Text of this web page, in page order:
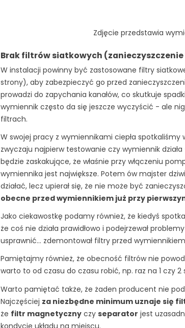
Zdjęcie przedstawia
Brak filtrów siatkowych
W instalacji powinny być zastosowane filtry
strony), aby zabezpieczyć go przed
prowadzi do zapychania kanałów, co skutkuje
wymiennik często da się jeszcze wyczyścić - ale
filtrach.
W swojej pracy z wymiennikami ciepła
zwyczaju najpierw testowanie czy wymiennik
będzie zaskakujące, że właśnie przy włączeniu
wymiennika jest największe. Potem ów majster
działać, lecz upierał się, że nie może być
obecne przed wymiennikiem już przy
Jako ciekawostkę podamy również, że kiedyś
że coś nie działa prawidłowo i podejrzewał
usprawnić... zdemontował filtry przed
Pamiętajmy również, że obecność filtrów nie
warto to od czasu do czasu robić, np. raz na 1 czy 2
Warto pamiętać także, że żaden producent nie
Najczęściej za niezbędne minimum uznaje się
że filtr magnetycznyczy separator jest
kondycję układu na miejscu.